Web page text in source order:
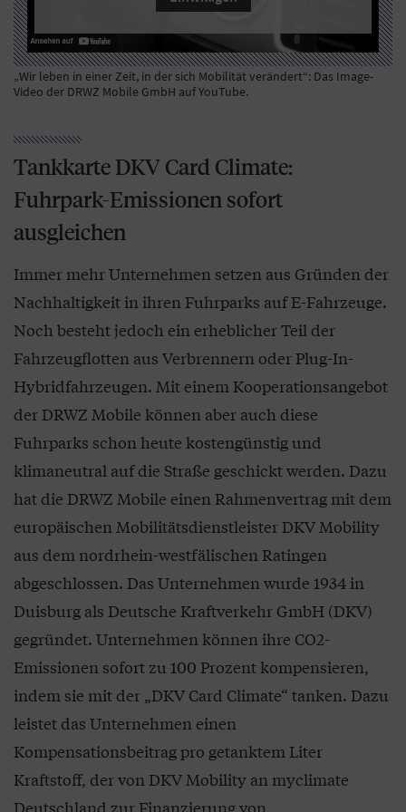
„Wir leben in einer Zeit, in der sich Mobilität verändert“: Das Image-
Video der DRWZ Mobile GmbH auf YouTube.
Tankkarte DKV Card Climate:
Fuhrpark-Emissionen sofort
ausgleichen
Immer mehr Unternehmen setzen aus Gründen der
Nachhaltigkeit in ihren Fuhrparks auf E-Fahrzeuge.
Noch besteht jedoch ein erheblicher Teil der
Fahrzeugflotten aus Verbrennern oder Plug-In-
Hybridfahrzeugen. Mit einem Kooperationsangebot
der DRWZ Mobile können aber auch diese
Fuhrparks schon heute kostengünstig und
klimaneutral auf die Straße geschickt werden. Dazu
hat die DRWZ Mobile einen Rahmenvertrag mit dem
europäischen Mobilitätsdienstleister DKV Mobility
aus dem nordrhein-westfälischen Ratingen
abgeschlossen. Das Unternehmen wurde 1934 in
Duisburg als Deutsche Kraftverkehr GmbH (DKV)
gegründet. Unternehmen können ihre CO2-
Emissionen sofort zu 100 Prozent kompensieren,
indem sie mit der „DKV Card Climate“ tanken. Dazu
leistet das Unternehmen einen
Kompensationsbeitrag pro getanktem Liter
Kraftstoff, der von DKV Mobility an myclimate
Deutschland zur Finanzierung von